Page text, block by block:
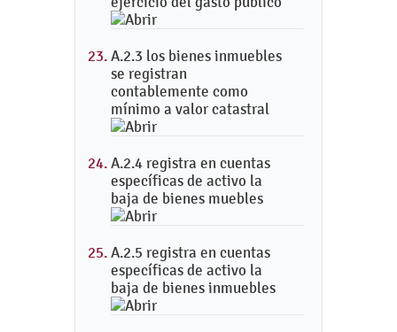
A.2.3 los bienes inmuebles
se registran
contablemente como
mínimo a valor catastral
A.2.4 registra en cuentas
específicas de activo la
baja de bienes muebles
A.2.5 registra en cuentas
específicas de activo la
baja de bienes inmuebles